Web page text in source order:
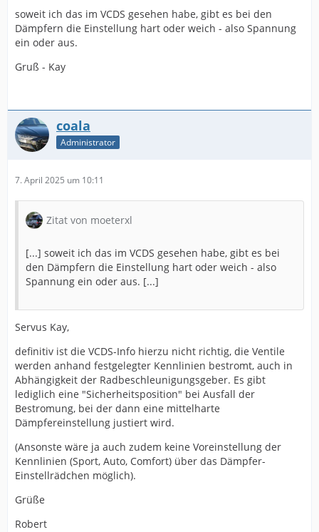
soweit ich das im VCDS gesehen habe, gibt es bei den
Dämpfern die Einstellung hart oder weich - also Spannung
ein oder aus.
Gruß - Kay
coala
Administrator
7. April 2025 um 10:11
Zitat von moeterxl
[...] soweit ich das im VCDS gesehen habe, gibt es bei
den Dämpfern die Einstellung hart oder weich - also
Spannung ein oder aus. [...]
Servus Kay,
definitiv ist die VCDS-Info hierzu nicht richtig, die Ventile
werden anhand festgelegter Kennlinien bestromt, auch in
Abhängigkeit der Radbeschleunigungsgeber. Es gibt
lediglich eine "Sicherheitsposition" bei Ausfall der
Bestromung, bei der dann eine mittelharte
Dämpfereinstellung justiert wird.
(Ansonste wäre ja auch zudem keine Voreinstellung der
Kennlinien (Sport, Auto, Comfort) über das Dämpfer-
Einstellrädchen möglich).
Grüße
Robert